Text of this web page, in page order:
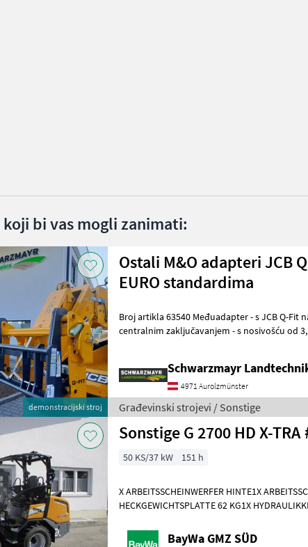
bi vas mogli zanimati:
demonstracijski stroj
Ostali M&O adapteri JCB
EURO standardima
Broj artikla 63540 Međuadapter - s JCB Q-Fit na EURO spojku - s
centralnim zaključavanjem - s nosivošću od 3, 0 tone VFG
Schwarzmayr
4971 Aurolzmünster
Građevinski strojevi / Sonstige
50 KS/37 kW 151 h
X ARBEITSSCHEINWERFER HINTE1X
HECKGEWICHTSPLATTE 62 KG1X
KMDRUCKFREIERBayWa GMZ SÜD